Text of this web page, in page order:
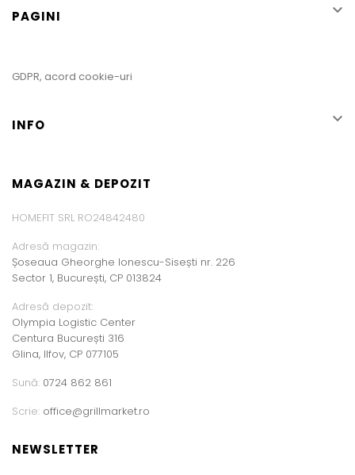
PAGINI 
GDPR, acord cookie-uri
INFO 
MAGAZIN & DEPOZIT
HOMEFIT SRL RO24842480
Adresă magazin:
Șoseaua Gheorghe Ionescu-Sisești nr. 226
Sector 1, București, CP 013824
Adresă depozit:
Olympia Logistic Center
Centura București 316
Glina, Ilfov, CP 077105
Sună: 0724 862 861
Scrie: office@grillmarket.ro
NEWSLETTER